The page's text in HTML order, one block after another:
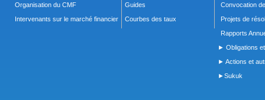
Organisation du CMF
Intervenants sur le marché financier
Guides
Courbes des taux
Convocation
Projets de
Rapports
► Obligations
► Actions et
►Sukuk